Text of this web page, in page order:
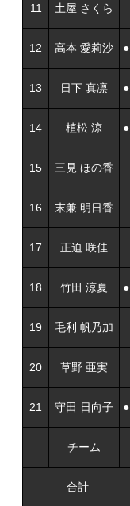
11 土屋 さくら
12 高本 愛莉沙 ●
13 日下 真凛 ●
14 植松 涼 ●
15 三見 ほの香
16 末兼 明日香
17 正迫 咲佳
18 竹田 涼夏 ●
19 毛利 帆乃加
20 草野 亜実
21 守田 日向子 ●
チーム
合計